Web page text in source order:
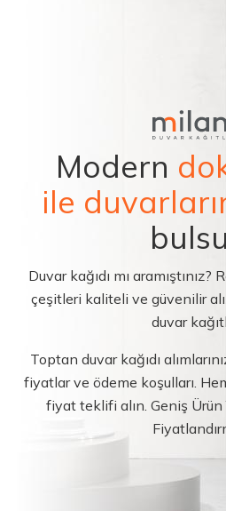
Modern
ile
Duvar kağıdı mı aramıştınız?
çeşitleri kaliteli ve güvenilir
duvar
Toptan duvar kağıdı
fiyatlar ve ödeme koşulları.
fiyat teklifi alın. Geniş Ürün